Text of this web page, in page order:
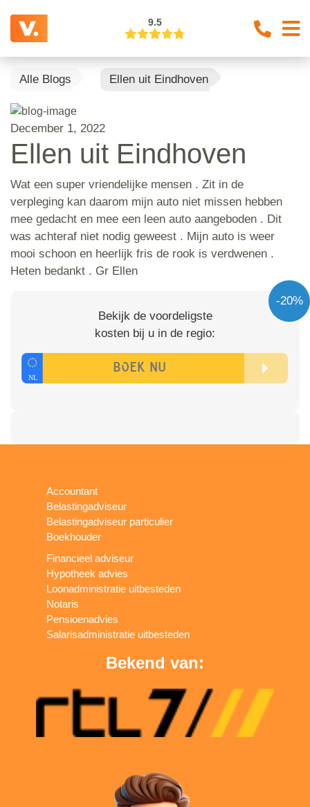
9.5
Alle Blogs Ellen uit Eindhoven
December 1, 2022
Ellen uit Eindhoven
Wat een super vriendelijke mensen . Zit in de
verpleging kan daarom mijn auto niet missen hebben
mee gedacht en mee een leen auto aangeboden . Dit
was achteraf niet nodig geweest . Mijn auto is weer
mooi schoon en heerlijk fris de rook is verdwenen .
Heten bedankt . Gr Ellen
-20%
Bekijk de voordeligste
kosten bij u in de regio:
Accountant
Belastingadviseur
Belastingadviseur particulier
Boekhouder
Financieel adviseur
Hypotheek advies
Loonadministratie uitbesteden
Notaris
Pensioenadvies
Salarisadministratie uitbesteden
Bekend van: